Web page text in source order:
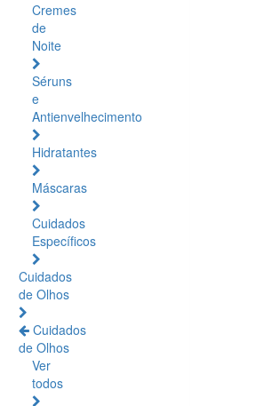
Cremes
de
Noite
Séruns
e
Antienvelhecimento
Hidratantes
Máscaras
Cuidados
Específicos
Cuidados
de Olhos
Cuidados
de Olhos
Ver
todos